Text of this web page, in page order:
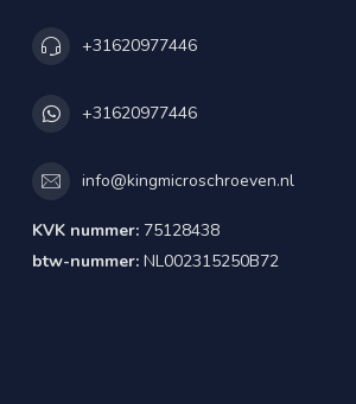
+31620977446
+31620977446
info@kingmicroschroeven.nl
KVK nummer: 75128438
btw-nummer: NL002315250B72